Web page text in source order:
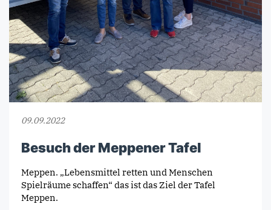
09.09.2022
Besuch der Meppener Tafel
Meppen. „Lebensmittel retten und Menschen
Spielräume schaffen“ das ist das Ziel der Tafel
Meppen.